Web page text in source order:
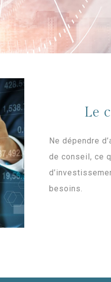
Le
Ne dépendre
de conseil, ce
besoins.